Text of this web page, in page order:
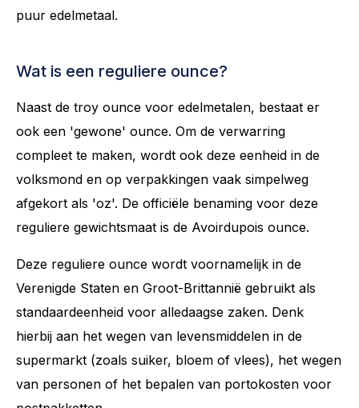
puur edelmetaal.
Wat is een reguliere ounce?
Naast de troy ounce voor edelmetalen, bestaat er
ook een 'gewone' ounce. Om de verwarring
compleet te maken, wordt ook deze eenheid in de
volksmond en op verpakkingen vaak simpelweg
afgekort als 'oz'. De officiële benaming voor deze
reguliere gewichtsmaat is de Avoirdupois ounce.
Deze reguliere ounce wordt voornamelijk in de
Verenigde Staten en Groot-Brittannië gebruikt als
standaardeenheid voor alledaagse zaken. Denk
hierbij aan het wegen van levensmiddelen in de
supermarkt (zoals suiker, bloem of vlees), het wegen
van personen of het bepalen van portokosten voor